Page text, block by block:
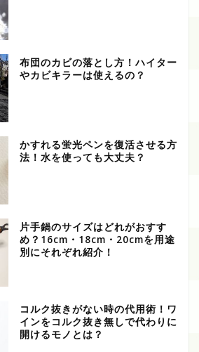
布団のカビの落とし方！ハイター
やカビキラーは使えるの？
かすれる蛍光ペンを復活させる方
法！水を使っても大丈夫？
片手鍋のサイズはどれがおすす
め？16cm・18cm・20cmを用途
別にそれぞれ紹介！
コルク抜きがない時の代用術！ワ
インをコルク抜き無しで代わりに
開けるモノとは？